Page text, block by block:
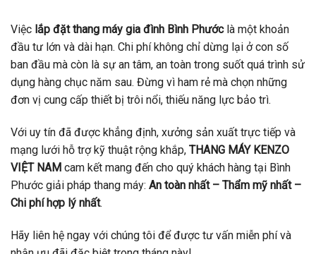
Việc lắp đặt thang máy gia đình Bình Phướclà một khoản
đầu tư lớn và dài hạn. Chi phí không chỉ dừng lại ở con số
ban đầu mà còn là sự an tâm, an toàn trong suốt quá trình sử
dụng hàng chục năm sau. Đừng vì ham rẻ mà chọn những
đơn vị cung cấp thiết bị trôi nổi, thiếu năng lực bảo trì.
Với uy tín đã được khẳng định, xưởng sản xuất trực tiếp và
mạng lưới hỗ trợ kỹ thuật rộng khắp, THANG MÁY KENZO
VIỆT NAM cam kết mang đến cho quý khách hàng tại Bình
Phước giải pháp thang máy: An toàn nhất – Thẩm mỹ nhất –
Chi phí hợp lý nhất.
Hãy liên hệ ngay với chúng tôi để được tư vấn miễn phí và